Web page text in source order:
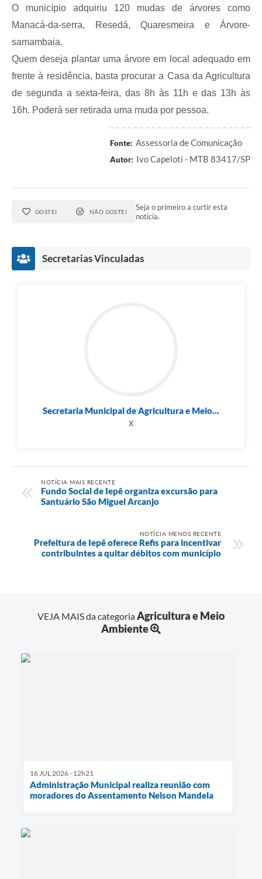
O município adquiriu 120 mudas de árvores como
Manacá-da-serra, Resedá, Quaresmeira e Árvore-
samambaia.
Quem deseja plantar uma árvore em local adequado em
frente à residência, basta procurar a Casa da Agricultura
de segunda a sexta-feira, das 8h às 11h e das 13h às
16h. Poderá ser retirada uma muda por pessoa.
Fonte: Assessoria de Comunicação
Autor: Ivo Capeloti - MTB 83417/SP
GOSTEI NÃO GOSTEI
Seja o primeiro a curtir esta
notícia.
Secretarias Vinculadas
Secretaria Municipal de Agricultura e Meio...
X
NOTÍCIA MAIS RECENTE
Fundo Social de Iepê organiza excursão para
Santuário São Miguel Arcanjo
NOTÍCIA MENOS RECENTE
Prefeitura de Iepê oferece Refis para incentivar
contribuintes a quitar débitos com município
VEJA MAIS da categoriaAgricultura e Meio
Ambiente
16 JUL 2026 - 12h21
Administração Municipal realiza reunião com
moradores do Assentamento Nelson Mandela